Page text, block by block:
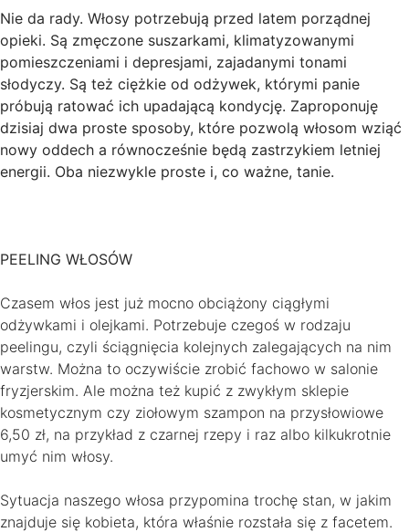
Nie da rady. Włosy potrzebują przed latem porządnej
opieki. Są zmęczone suszarkami, klimatyzowanymi
pomieszczeniami i depresjami, zajadanymi tonami
słodyczy. Są też ciężkie od odżywek, którymi panie
próbują ratować ich upadającą kondycję. Zaproponuję
dzisiaj dwa proste sposoby, które pozwolą włosom wziąć
nowy oddech a równocześnie będą zastrzykiem letniej
energii. Oba niezwykle proste i, co ważne, tanie.
PEELING WŁOSÓW
Czasem włos jest już mocno obciążony ciągłymi
odżywkami i olejkami. Potrzebuje czegoś w rodzaju
peelingu, czyli ściągnięcia kolejnych zalegających na nim
warstw. Można to oczywiście zrobić fachowo w salonie
fryzjerskim. Ale można też kupić z zwykłym sklepie
kosmetycznym czy ziołowym szampon na przysłowiowe
6,50 zł, na przykład z czarnej rzepy i raz albo kilkukrotnie
umyć nim włosy.
Sytuacja naszego włosa przypomina trochę stan, w jakim
znajduje się kobieta, która właśnie rozstała się z facetem.